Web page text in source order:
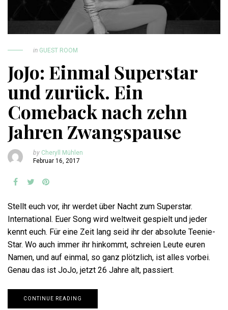
in GUEST ROOM
JoJo: Einmal Superstar
und zurück. Ein
Comeback nach zehn
Jahren Zwangspause
by Cheryll Mühlen
Februar 16, 2017
Stellt euch vor, ihr werdet über Nacht zum Superstar.
International. Euer Song wird weltweit gespielt und jeder
kennt euch. Für eine Zeit lang seid ihr der absolute Teenie-
Star. Wo auch immer ihr hinkommt, schreien Leute euren
Namen, und auf einmal, so ganz plötzlich, ist alles vorbei.
Genau das ist JoJo, jetzt 26 Jahre alt, passiert.
CONTINUE READING